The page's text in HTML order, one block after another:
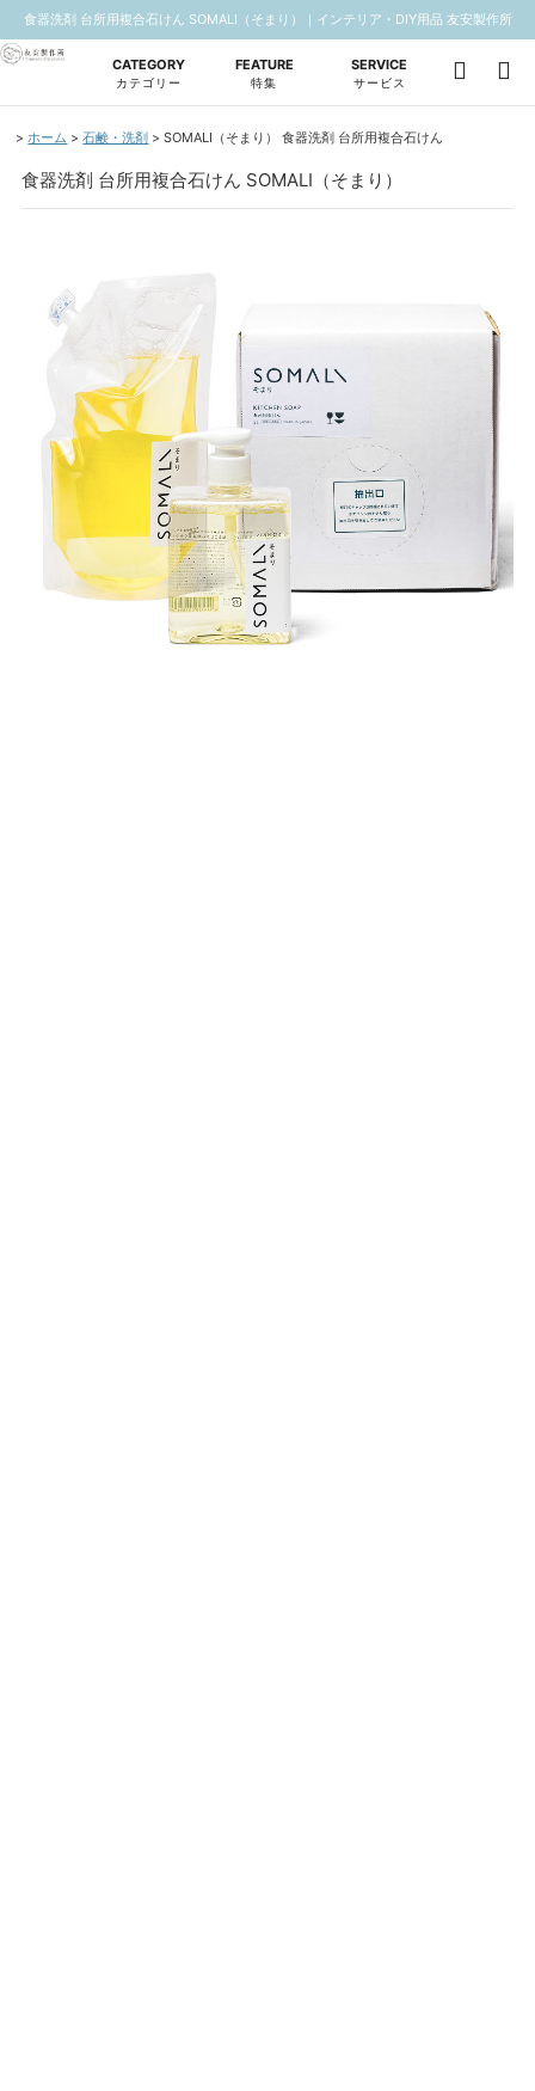
食器洗剤 台所用複合石けん SOMALI（そまり）｜インテリア・DIY用品 友安製作所
CATEGORY
カテゴリー
FEATURE
特集
SERVICE
サービス
ホーム 石鹸・洗剤 SOMALI（そまり） 食器洗剤 台所用複合石けん
食器洗剤 台所用複合石けん SOMALI（そまり）